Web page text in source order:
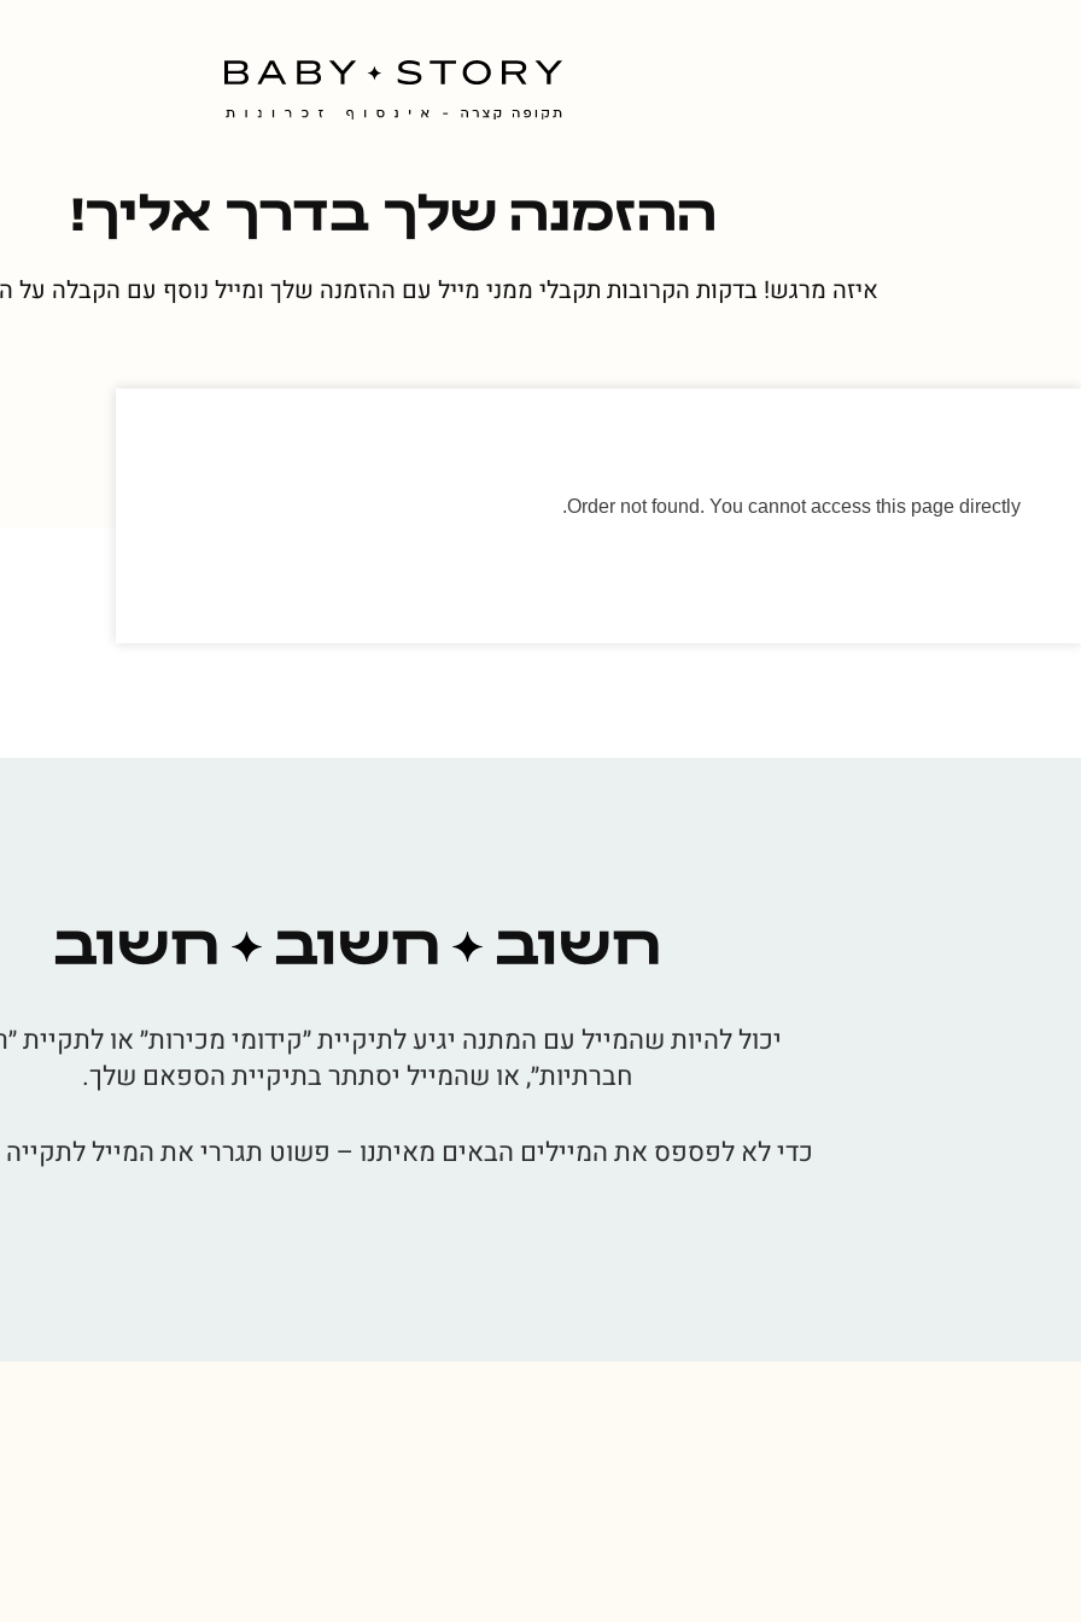
ההזמנה שלך בדרך אליך!
איזה מרגש! בדקות הקרובות תקבלי ממני מייל עם ההזמנה שלך ומייל נוסף עם הקבלה על
Order not found. You cannot access this page directly.
חשוב חשוב חשוב
יכול להיות שהמייל עם המתנה יגיע לתיקיית ״קידומי מכירות״ או לתקיית
חברתיות״, או שהמייל יסתתר בתיקיית הספאם שלך.
כדי לא לפספס את המיילים הבאים מאיתנו – פשוט תגררי את המייל